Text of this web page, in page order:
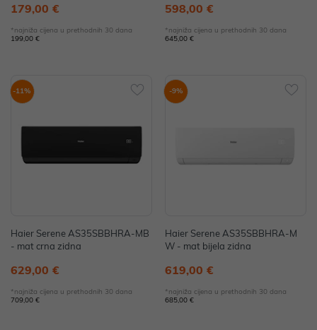
179,00 €
*najniža cijena u prethodnih 30 dana
199,00 €
598,00 €
*najniža cijena u prethodnih 30 dana
645,00 €
-11%
Haier Serene AS35SBBHRA-MB
- mat crna zidna
629,00 €
*najniža cijena u prethodnih 30 dana
709,00 €
-9%
Haier Serene AS35SBBHRA-M
W - mat bijela zidna
619,00 €
*najniža cijena u prethodnih 30 dana
685,00 €